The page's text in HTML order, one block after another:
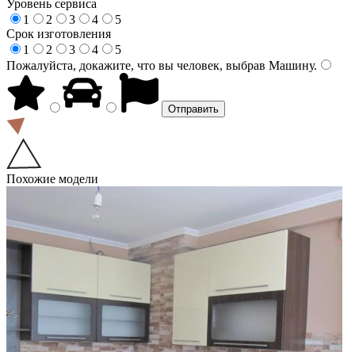
Уровень сервиса
1
2 3 4
5
Срок изготовления
1
2 3 4
5
Пожалуйста, докажите, что вы человек, выбрав Машину.
Похожие модели